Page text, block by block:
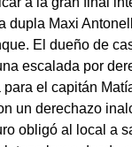
dupla Maxi
El dueño de
escalada por
para el capitán
un derechazo
obligó al local a